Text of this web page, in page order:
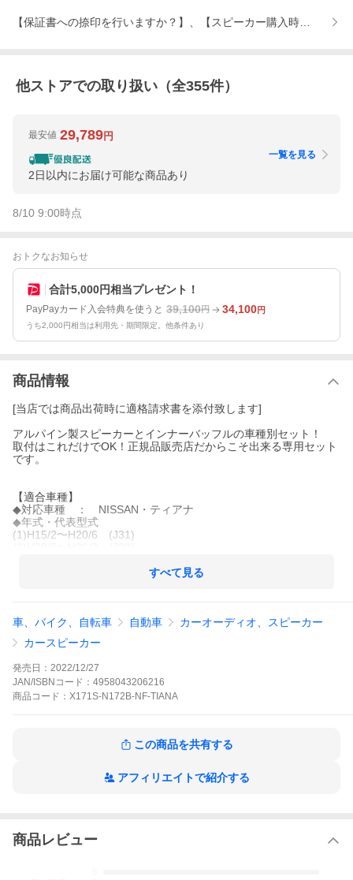
【保証書への捺印を行いますか？】、【スピーカー購入時のお勧め
他ストアでの取り扱い（全355件）
最安値 29,789円
2日以内にお届け可能な商品あり
一覧を見る
8/10 9:00時点
おトクなお知らせ
合計5,000円相当プレゼント！
PayPayカード入会特典を使うと 39,100円 34,100円
うち2,000円相当は利用先・期間限定。他条件あり
商品情報
[当店では商品出荷時に適格請求書を添付致します]
アルパイン製スピーカーとインナーバッフルの車種別セット！
取付はこれだけでOK！正規品販売店だからこそ出来る専用セット
です。
【適合車種】
◆対応車種 ： NISSAN・ティアナ
◆年式・代表型式
(1)H15/2〜H20/6 (J31)
【商品詳細】
◆メーカー ： ALPINE[アルパイン]
◆商品名 ： 車種別フロントスピーカーセット
◆品番 ： X-171S + KTX-N172B(各1セット/ドア2枚分)
◆標準小売価格：X-171S ： 40,700円(税込) KTX-N172B
： 5,940円(税込)
“X”が正統進化を遂げ、今までよりもパワフルになって新登場。17
cmセパレート2ウェイスピーカー！正規店だからこそ出来る、車
らのセットのみでOKです！
すべて見る
車、バイク、自転車 自動車
カーオーディオ、スピーカー
カースピーカー
発売日： 2022/12/27
JAN/ISBNコード： 4958043206216
商品 コード： X171S-N172B-NF-TIANA
この商品を共有する
アフィリエイトで紹介する
商品レビュー